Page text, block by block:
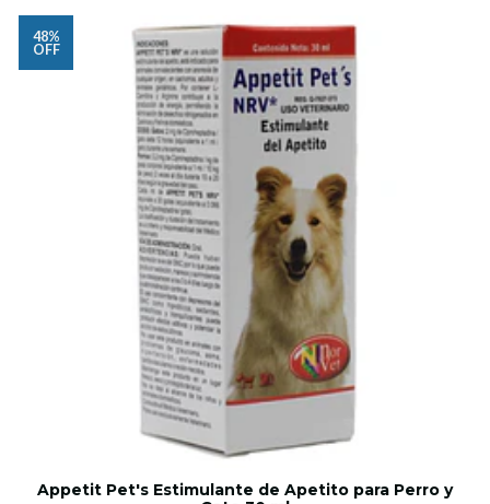
48%
OFF
Appetit Pet's Estimulante de Apetito para Perro y